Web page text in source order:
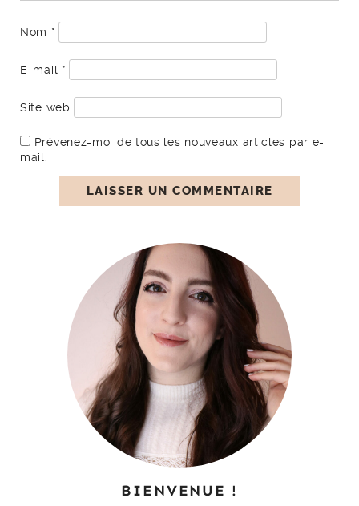
Nom *
E-mail *
Site web
Prévenez-moi de tous les nouveaux articles par e-
mail.
BIENVENUE !